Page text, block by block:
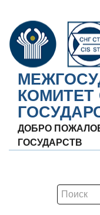
ДОБРО
ГОСУДАРСТВ